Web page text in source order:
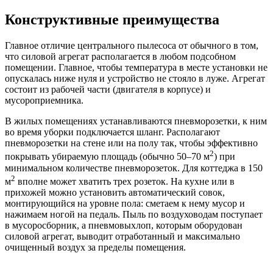
Конструктивные преимущества
Главное отличие центрального пылесоса от обычного в том,
что силовой агрегат располагается в любом подсобном
помещении. Главное, чтобы температура в месте установки не
опускалась ниже нуля и устройство не стояло в луже. Агрегат
состоит из рабочей части (двигателя в корпусе) и
мусороприемника.
В жилых помещениях устанавливаются пневморозетки, к ним
во время уборки подключается шланг. Располагают
пневморозетки на стене или на полу так, чтобы эффективно
покрывать убираемую площадь (обычно 50–70 м2) при
минимальном количестве пневморозеток. Для коттеджа в 150
м2 вполне может хватить трех розеток. На кухне или в
прихожей можно установить автоматический совок,
монтирующийся на уровне пола: сметаем к нему мусор и
нажимаем ногой на педаль. Пыль по воздуховодам поступает
в мусоросборник, а пневмовыхлоп, которым оборудован
силовой агрегат, выводит отработанный и максимально
очищенный воздух за пределы помещения.